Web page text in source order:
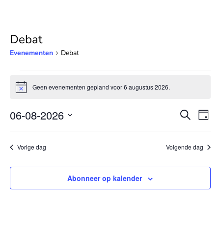
Debat
Evenementen Debat
Evenementen
for
augustus
2026
BerichtGeen evenementen gepland voor 6 augustus 2026.
Zoeken
Zoeken
Dag
06-08-2026
datum.
Vorige dag Volgende dag
Abonneer op kalender